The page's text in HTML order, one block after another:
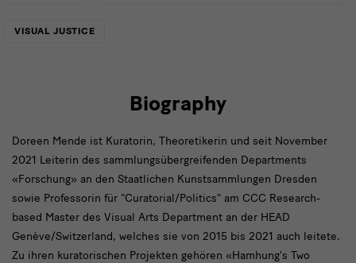
VISUAL JUSTICE
Biography
Doreen Mende ist Kuratorin, Theoretikerin und seit November
2021 Leiterin des sammlungsübergreifenden Departments
«Forschung» an den Staatlichen Kunstsammlungen Dresden
sowie Professorin für "Curatorial/Politics" am CCC Research-
based Master des Visual Arts Department an der HEAD
Genève/Switzerland, welches sie von 2015 bis 2021 auch leitete.
Zu ihren kuratorischen Projekten gehören «Hamhung's Two